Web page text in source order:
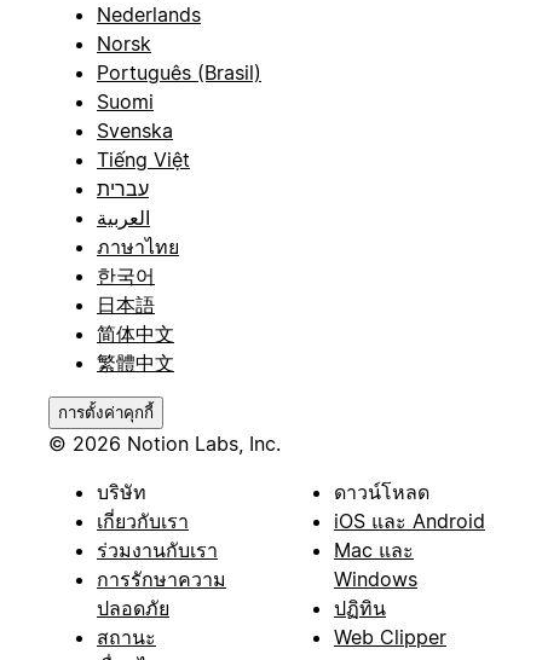
Nederlands
Norsk
Português (Brasil)
Suomi
Svenska
Tiếng Việt
עברית
العربية
ภาษาไทย
한국어
日本語
简体中文
繁體中文
การตั้งค่าคุกกี้
© 2026 Notion Labs, Inc.
บริษัท
เกี่ยวกับเรา
ร่วมงานกับเรา
การรักษาความ
ปลอดภัย
สถานะ
ดาวน์โหลด
iOS และ Android
Mac และ
Windows
ปฏิทิน
Web Clipper